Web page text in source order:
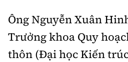
Ông Nguyễn Xuân
Trưởng khoa Quy
thôn (Đại học Kiến